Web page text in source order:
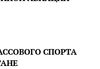
СПОРТА